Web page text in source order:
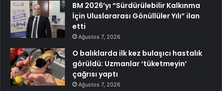
BM 2026’yı “Sürdürülebilir Kalkınma
İçin Uluslararası Gönüllüler Yılı” ilan
etti
Ağustos 7, 2026
O balıklarda ilk kez bulaşıcı hastalık
görüldü: Uzmanlar ‘tüketmeyin’
çağrısı yaptı
Ağustos 7, 2026